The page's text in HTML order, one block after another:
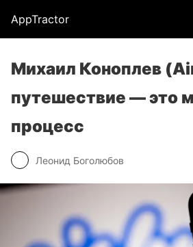
AppTractor
Михаил Коноплев
путешествие — это
процесс
Леонид Боголюбов